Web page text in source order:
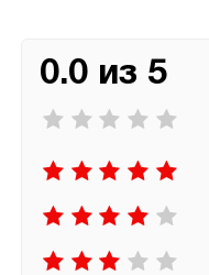
0.0 из 5